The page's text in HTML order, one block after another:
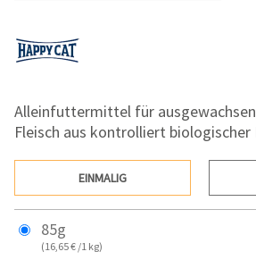
Alleinfuttermittel für
Fleisch aus kontrolliert
EINMALIG
85g
(16,65 € /1 kg)